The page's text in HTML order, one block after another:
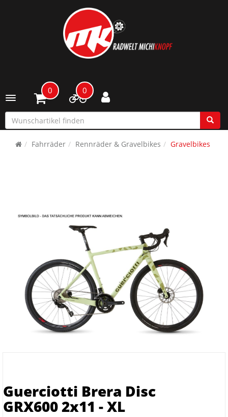
Toggle navigation
0 0
Fahrräder Rennräder & Gravelbikes Gravelbikes
Guerciotti Brera Disc
GRX600 2x11 - XL